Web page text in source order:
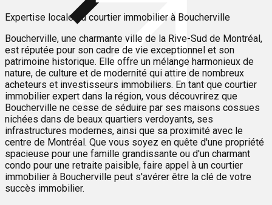
Expertise locale du courtier immobilier à Boucherville
Boucherville, une charmante ville de la Rive-Sud de Montréal,
est réputée pour son cadre de vie exceptionnel et son
patrimoine historique. Elle offre un mélange harmonieux de
nature, de culture et de modernité qui attire de nombreux
acheteurs et investisseurs immobiliers. En tant que courtier
immobilier expert dans la région, vous découvrirez que
Boucherville ne cesse de séduire par ses maisons cossues
nichées dans de beaux quartiers verdoyants, ses
infrastructures modernes, ainsi que sa proximité avec le
centre de Montréal. Que vous soyez en quête d'une propriété
spacieuse pour une famille grandissante ou d'un charmant
condo pour une retraite paisible, faire appel à un courtier
immobilier à Boucherville peut s'avérer être la clé de votre
succès immobilier.